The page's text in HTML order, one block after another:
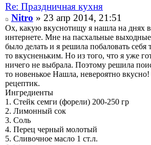
Re: Праздничная кухня
Nitro » 23 апр 2014, 21:51
Ох, какую вкуснотищу я нашла на днях в
интернете. Мне на пасхальные
было делать и я решила побаловать себя
то вкусненьким. Но из того, что я уже
ничего не выбрала. Поэтому решила
то новенькое Нашла, невероятно
рецептик.
Ингредиенты
1. Стейк семги (форели) 200-250 гр
2. Лимонный сок
3. Соль
4. Перец черный молотый
5. Сливочное масло 1 ст.л.